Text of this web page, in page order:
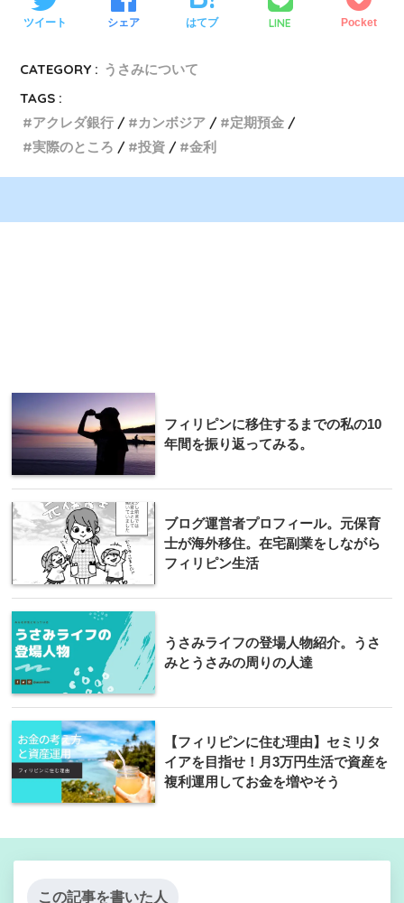
ツイート シェア はてブ LINE Pocket
CATEGORY : うさみについて
TAGS :
アクレダ銀行
カンボジア
定期預金
実際のところ
投資 金利
フィリピンに移住するまでの私の10
年間を振り返ってみる。
ブログ運営者プロフィール。元保育
士が海外移住。在宅副業をしながら
フィリピン生活
うさみライフの登場人物紹介。うさ
みとうさみの周りの人達
【フィリピンに住む理由】セミリタ
イアを目指せ！月3万円生活で資産を
複利運用してお金を増やそう
この記事を書いた人